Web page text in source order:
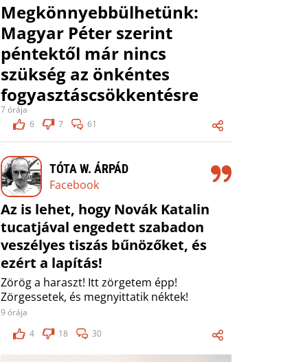
Megkönnyebbülhetünk:
Magyar Péter szerint
péntektől már nincs
szükség az önkéntes
fogyasztáscsökkentésre
7 órája
6
7 61
TÓTA W. ÁRPÁD
Facebook
Az is lehet, hogy Novák Katalin
tucatjával engedett szabadon
veszélyes tiszás bűnözőket, és
ezért a lapítás!
Zörög a haraszt! Itt zörgetem épp!
Zörgessetek, és megnyittatik néktek!
9 órája
4
18 30